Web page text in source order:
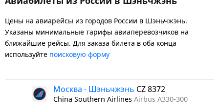
Цены на авиарейсы из городов России в Шэньчжэнь.
Указаны минимальные тарифы авиаперевозчиков на
ближайшие рейсы. Для заказа билета в оба конца
используйте поисковую форму
Москва - Шэньчжэнь CZ 8372
China Southern Airlines Airbus A330-300